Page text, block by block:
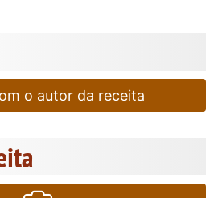
o autor da receita